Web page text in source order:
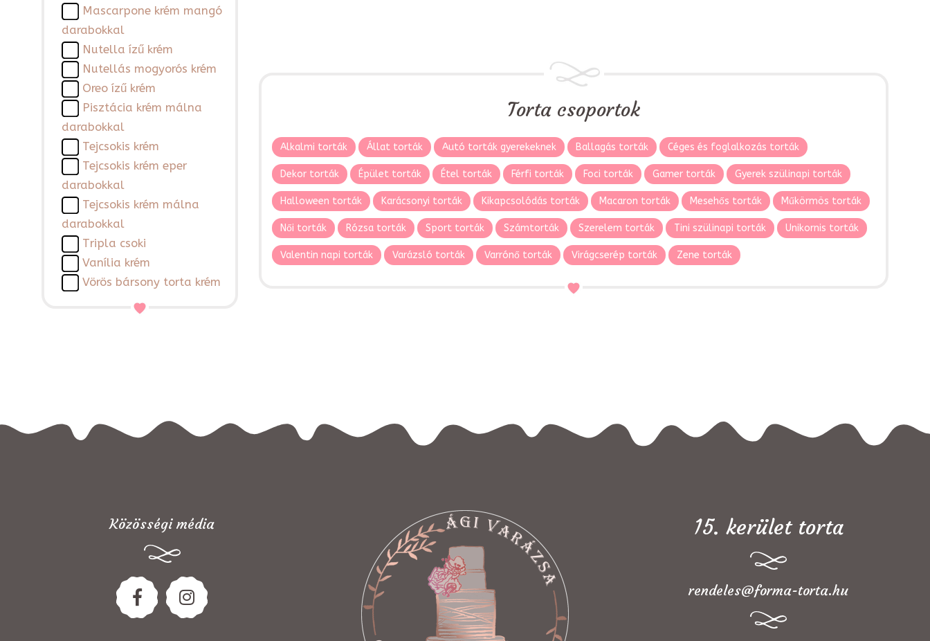
Mascarpone krém mangó
darabokkal
Nutella ízű krém
Nutellás mogyorós krém
Oreo ízű krém
Pisztácia krém málna
darabokkal
Tejcsokis krém
Tejcsokis krém eper
darabokkal
Tejcsokis krém málna
darabokkal
Tripla csoki
Vanília krém
Vörös bársony torta krém
Torta csoportok
Alkalmi torták Állat torták Autó torták gyerekeknek Ballagás torták Céges és foglalkozás torták
Dekor torták Épület torták Étel torták Férfi torták Foci torták Gamer torták Gyerek szülinapi torták
Halloween torták Karácsonyi torták Kikapcsolódás torták Macaron torták Mesehős torták Műkörmös torták
Női torták Rózsa torták Sport torták Számtorták Szerelem torták Tini szülinapi torták Unikornis torták
Valentin napi torták Varázsló torták Varrónő torták Virágcserép torták Zene torták
Közösségi média 15. kerület torta
rendeles@forma-torta.hu